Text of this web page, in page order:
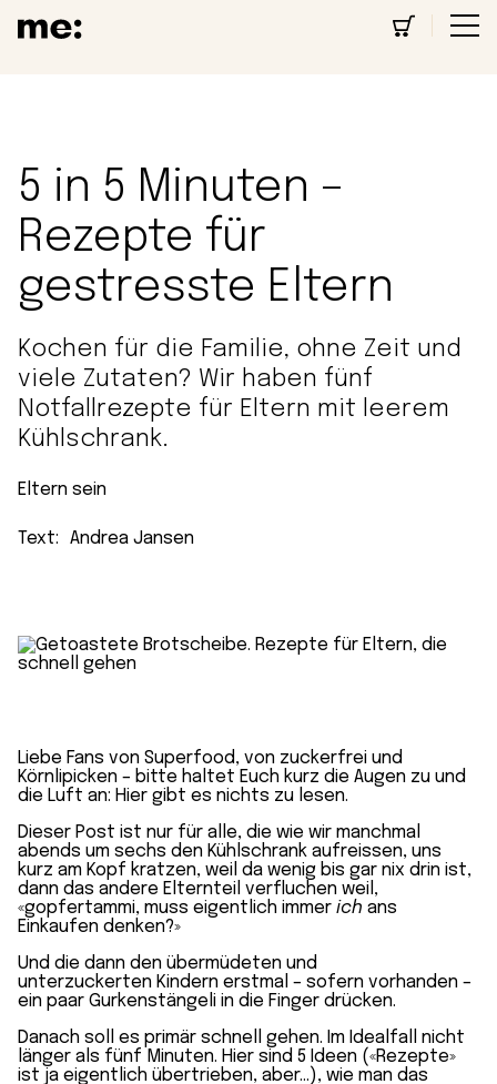
5 in 5 Minuten –
Rezepte für
gestresste Eltern
Kochen für die Familie, ohne Zeit und
viele Zutaten? Wir haben fünf
Notfallrezepte für Eltern mit leerem
Kühlschrank.
Eltern sein
Text: Andrea Jansen
Liebe Fans von Superfood, von zuckerfrei und
Körnlipicken – bitte haltet Euch kurz die Augen zu und
die Luft an: Hier gibt es nichts zu lesen.
Dieser Post ist nur für alle, die wie wir manchmal
abends um sechs den Kühlschrank aufreissen, uns
kurz am Kopf kratzen, weil da wenig bis gar nix drin ist,
dann das andere Elternteil verfluchen weil,
«gopfertammi, muss eigentlich immer ich ans
Einkaufen denken?»
Und die dann den übermüdeten und
unterzuckerten Kindern erstmal – sofern vorhanden –
ein paar Gurkenstängeli in die Finger drücken.
Danach soll es primär schnell gehen. Im Idealfall nicht
länger als fünf Minuten. Hier sind 5 Ideen («Rezepte»
ist ja eigentlich übertrieben, aber…), wie man das